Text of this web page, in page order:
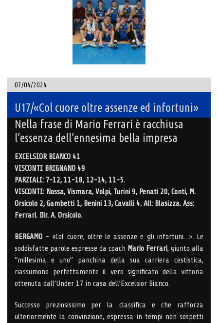
07/04/2024
U17/«Col cuore oltre assenze ed infortuni»
Nella frase di Mario Ferrari è racchiusa
l’essenza dell’ennesima bella impresa
EXCELSIOR BIANCO 41
VISCONTI BRIGNANO 49
PARZIALI: 7-12, 11-18, 12-14, 11-5.
VISCONTI: Nossa, Vismara, Volpi, Turini 9, Penati 20, Conti, M.
Orsicolo 2, Gambetti 1, Benini 13, Cavalli 4. All: Blasizza. Ass:
Ferrari. Dir. A. Orsicolo.
BERGAMO – «Col cuore, oltre le assenze e gli infortuni…». Le
soddisfatte parole espresse da coach Mario Ferrari, giunto alla
“millesima e uno” panchina della sua carriera cestistica,
riassumono perfettamente il vero significato della vittoria
ottenuta dall’Under 17 in casa dell’Excelsior Bianco.
Successo preziosissimo per la classifica e che rafforza
ulteriormente la convinzione, espressa in tempi non sospetti